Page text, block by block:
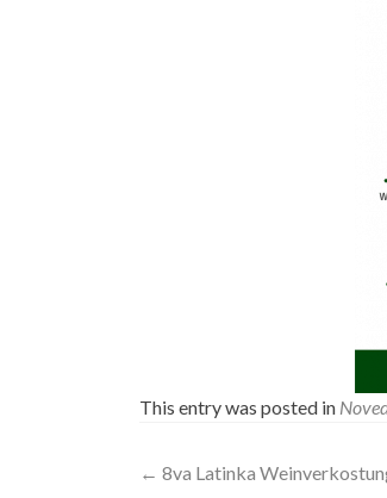
This entry was posted in
Post
← 8va Latinka